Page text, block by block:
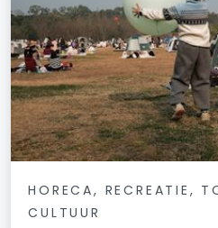
HORECA, RECREATIE,
CULTUUR